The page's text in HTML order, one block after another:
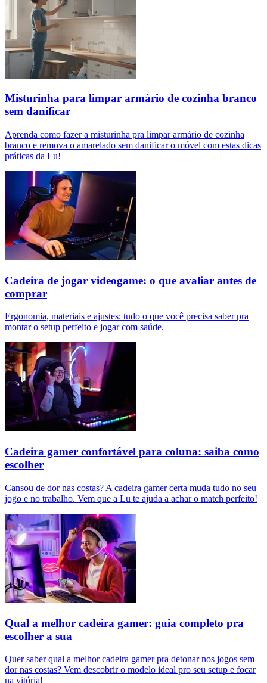
Misturinha para limpar armário de cozinha branco
sem danificar
Aprenda como fazer a misturinha pra limpar armário de cozinha
branco e remova o amarelado sem danificar o móvel com estas dicas
práticas da Lu!
Cadeira de jogar videogame: o que avaliar antes de
comprar
Ergonomia, materiais e ajustes: tudo o que você precisa saber pra
montar o setup perfeito e jogar com saúde.
Cadeira gamer confortável para coluna: saiba como
escolher
Cansou de dor nas costas? A cadeira gamer certa muda tudo no seu
jogo e no trabalho. Vem que a Lu te ajuda a achar o match perfeito!
Qual a melhor cadeira gamer: guia completo pra
escolher a sua
Quer saber qual a melhor cadeira gamer pra detonar nos jogos sem
dor nas costas? Vem descobrir o modelo ideal pro seu setup e focar
na vitória!